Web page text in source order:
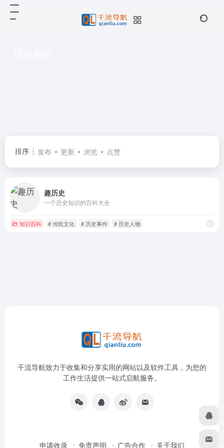
排序 发布 更新 浏览 点赞
趣历史
一个历史知识的百科大全
知识百科 # 传统文化 # 历史事件 # 历史人物
千流导航致力于收集和分享实用的网站以及软件工具，为您的
工作生活提供一站式启航服务。
申请收录 免责声明 广告合作 关于我们